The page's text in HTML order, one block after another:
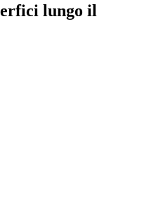
lungo il